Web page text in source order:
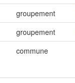
groupement
groupement
commune